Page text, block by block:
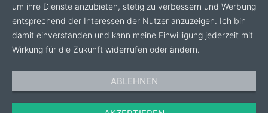
um ihre Dienste anzubieten, stetig zu verbessern und Werbung
entsprechend der Interessen der Nutzer anzuzeigen. Ich bin
damit einverstanden und kann meine Einwilligung jederzeit mit
Wirkung für die Zukunft widerrufen oder ändern.
ABLEHNEN